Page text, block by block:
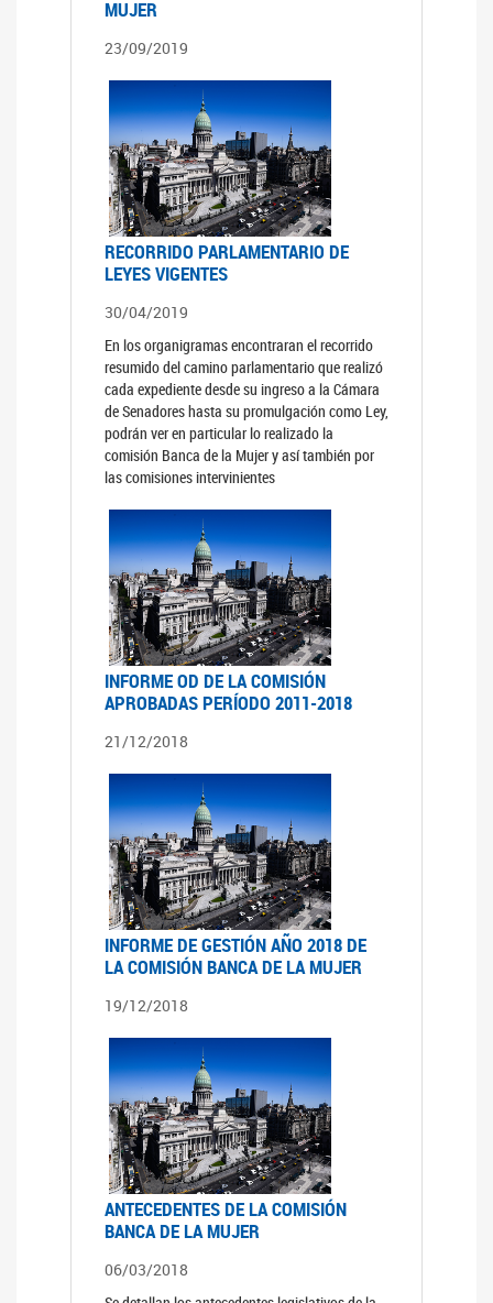
MUJER
23/09/2019
RECORRIDO PARLAMENTARIO DE
LEYES VIGENTES
30/04/2019
En los organigramas encontraran el recorrido
resumido del camino parlamentario que realizó
cada expediente desde su ingreso a la Cámara
de Senadores hasta su promulgación como Ley,
podrán ver en particular lo realizado la
comisión Banca de la Mujer y así también por
las comisiones intervinientes
INFORME OD DE LA COMISIÓN
APROBADAS PERÍODO 2011-2018
21/12/2018
INFORME DE GESTIÓN AÑO 2018 DE
LA COMISIÓN BANCA DE LA MUJER
19/12/2018
ANTECEDENTES DE LA COMISIÓN
BANCA DE LA MUJER
06/03/2018